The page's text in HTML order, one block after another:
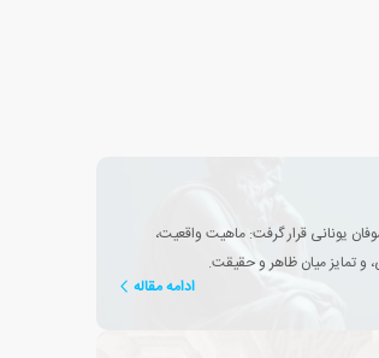
یونانی قرار گرفت: ماهیت واقعیت،
و تمایز میان ظاهر و حقیقت.
ادامه مقاله